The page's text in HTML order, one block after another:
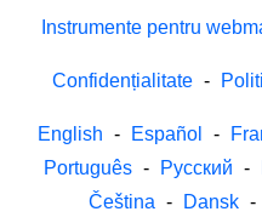
Instrumente pentru
Confidențialitate -
English - Español -
Português - Русский -
Čeština - Dansk -